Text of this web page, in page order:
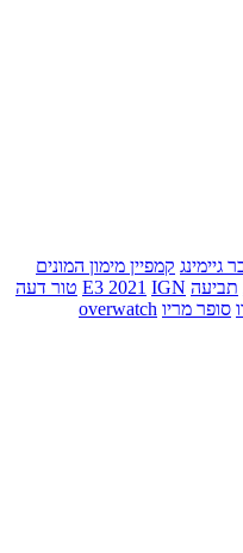
גיימינג קמפיין מימון המונים
תביעה E3 2021 IGN
טור דעה
סופר מריו overwatch